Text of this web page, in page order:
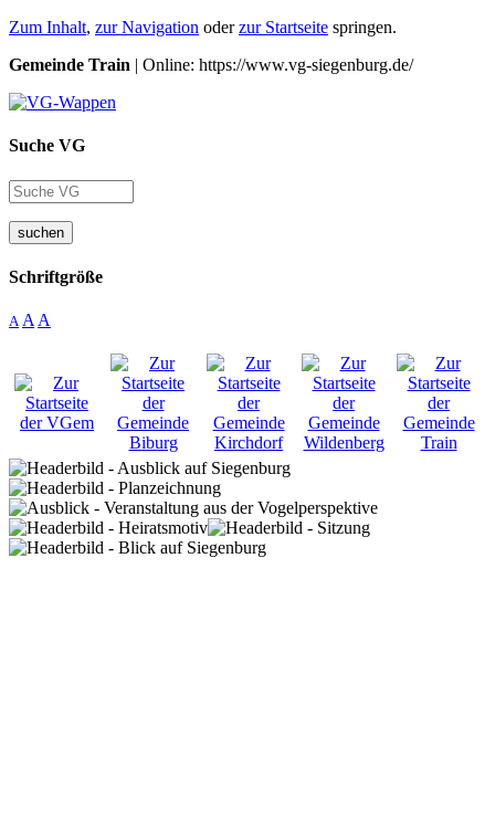
Zum Inhalt, zur Navigation oderzur Startseite springen.
Gemeinde Train | Online: https://www.vg-siegenburg.de/
Suche VG
suchen
Schriftgröße
A A A